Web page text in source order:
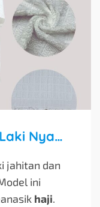
Kain Ihram Anak Laki-Laki Nyaman untuk Manasik Haji & Umroh
jahitan dan
ini
haji.